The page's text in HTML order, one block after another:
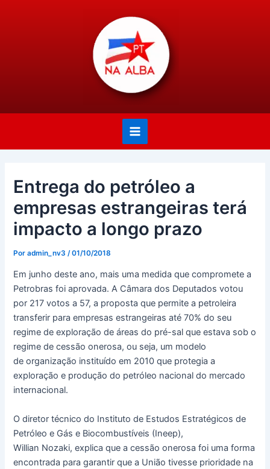
Menu
Entrega do petróleo a
empresas estrangeiras terá
impacto a longo prazo
Poradmin_nv3/01/10/2018
Em junho deste ano, mais uma medida que compromete a
Petrobras foi aprovada. A Câmara dos Deputados votou
por 217 votos a 57, a proposta que permite a petroleira
transferir para empresas estrangeiras até 70% do seu
regime de exploração de áreas do pré-sal que estava sob o
regime de cessão onerosa, ou seja, um modelo
de organização instituído em 2010 que protegia a
exploração e produção do petróleo nacional do mercado
internacional.
O diretor técnico do Instituto de Estudos Estratégicos de
Petróleo e Gás e Biocombustíveis (Ineep),
Willian Nozaki, explica que a cessão onerosa foi uma forma
encontrada para garantir que a União tivesse prioridade na